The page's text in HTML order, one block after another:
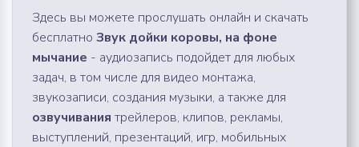
Здесь вы можете прослушать онлайн и скачать
бесплатно Звук дойки коровы, на фоне
мычание - аудиозапись подойдет для любых
задач, в том числе для видео монтажа,
звукозаписи, создания музыки, а также для
озвучивания трейлеров, клипов, рекламы,
выступлений, презентаций, игр, мобильных